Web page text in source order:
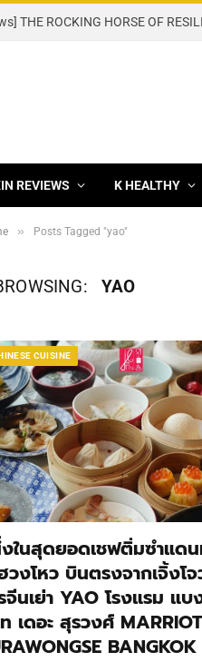
REVIEWS K HEALTHY
» Posts Tagged "yao"
YAO
CUISINE
ในสุดยอดเชฟติ่มซำแด
วงโหว บินตรงจากเจิ้งโ
จีนเย่า YAO โรงแรม แ
เดอะ สุรวงศ์
BANGKOK